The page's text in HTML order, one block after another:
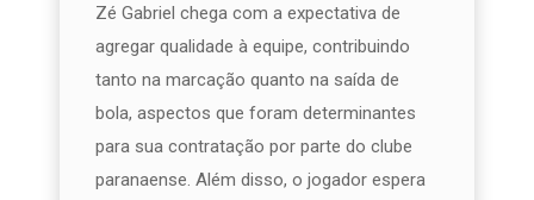
Zé Gabriel chega com a expectativa de
agregar qualidade à equipe, contribuindo
tanto na marcação quanto na saída de
bola, aspectos que foram determinantes
para sua contratação por parte do clube
paranaense. Além disso, o jogador espera